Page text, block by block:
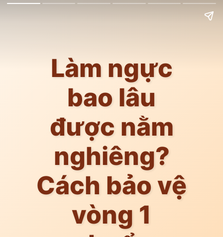
Làm ngực
bao lâu
được nằm
nghiêng?
Cách bảo vệ
vòng 1